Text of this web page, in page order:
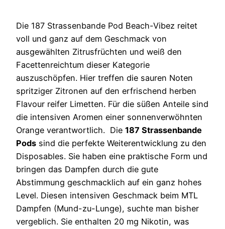
Die 187 Strassenbande Pod Beach-Vibez reitet
voll und ganz auf dem Geschmack von
ausgewählten Zitrusfrüchten und weiß den
Facettenreichtum dieser Kategorie
auszuschöpfen. Hier treffen die sauren Noten
spritziger Zitronen auf den erfrischend herben
Flavour reifer Limetten. Für die süßen Anteile sind
die intensiven Aromen einer sonnenverwöhnten
Orange verantwortlich. Die 187 Strassenbande
Pods sind die perfekte Weiterentwicklung zu den
Disposables. Sie haben eine praktische Form und
bringen das Dampfen durch die gute
Abstimmung geschmacklich auf ein ganz hohes
Level. Diesen intensiven Geschmack beim MTL
Dampfen (Mund-zu-Lunge), suchte man bisher
vergeblich. Sie enthalten 20 mg Nikotin, was